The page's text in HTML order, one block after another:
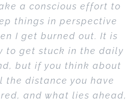
a conscious effort to
things in perspective
I get burned out. It is
to get stuck in the daily
but if you think about
the distance you have
and what lies ahead,